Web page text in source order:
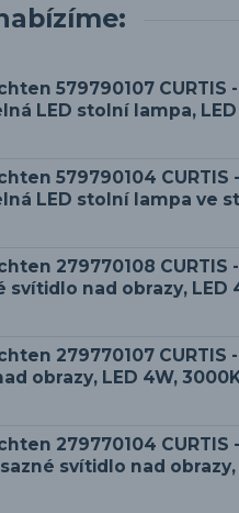
579790107 CURTIS
LED stolní lampa,
579790104 CURTIS
LED stolní lampa ve
279770108 CURTIS
svítidlo nad obrazy, LED
279770107 CURTIS
obrazy, LED 4W,
279770104 CURTIS
svítidlo nad obrazy,